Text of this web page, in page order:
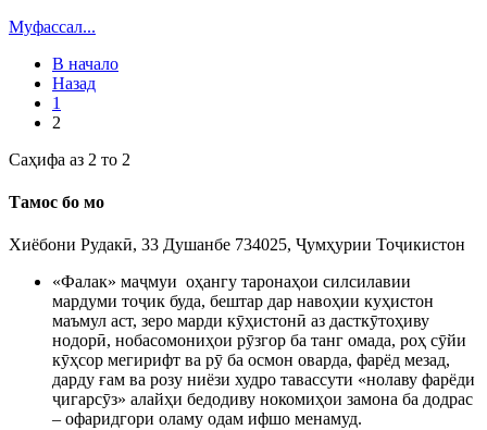
Муфассал...
В начало
Назад
1
2
Саҳифа аз 2 то 2
Тамос бо мо
Хиёбони Рудакӣ, 33 Душанбе 734025, Ҷумҳурии Тоҷикистон
«Фалак» маҷмуи оҳангу таронаҳои силсилавии
мардуми тоҷик буда, бештар дар навоҳии куҳистон
маъмул аст, зеро марди кӯҳистонӣ аз дасткӯтоҳиву
нодорӣ, нобасомониҳои рӯзгор ба танг омада, роҳ сӯйи
кӯҳсор мегирифт ва рӯ ба осмон оварда, фарёд мезад,
дарду ғам ва розу ниёзи худро тавассути «нолаву фарёди
ҷигарсӯз» алайҳи бедодиву нокомиҳои замона ба додрас
– офаридгори оламу одам ифшо менамуд.